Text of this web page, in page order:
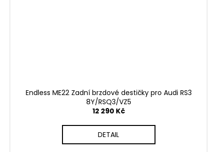
Endless ME22 Zadní brzdové destičky pro Audi RS3
8Y/RSQ3/VZ5
12 290 Kč
DETAIL